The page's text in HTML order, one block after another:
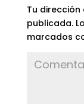
Tu
publicada.
marcados